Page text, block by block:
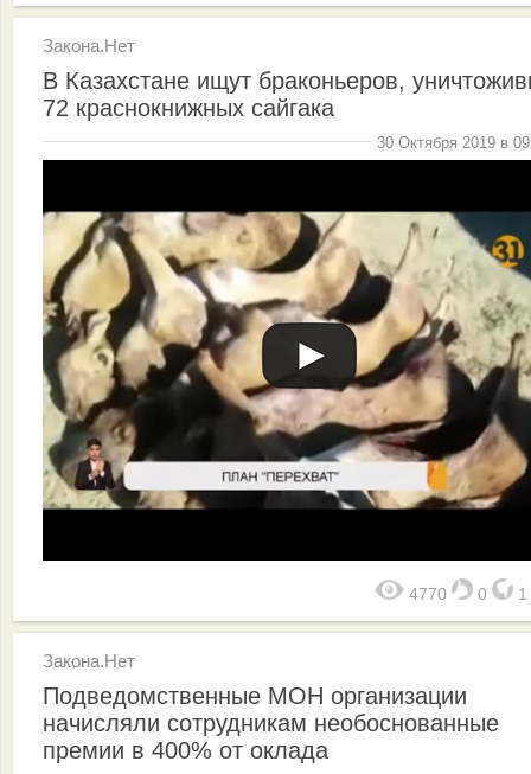
Закона.Нет
В Казахстане ищут браконьеров,
72 краснокнижных сайгака
30 Октября 2019 в
4770 0 1
Закона.Нет
Подведомственные МОН организации
начисляли сотрудникам необоснованные
премии в 400% от оклада